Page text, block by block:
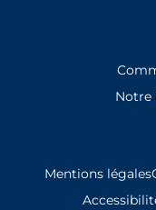
Notre
Mentions légales